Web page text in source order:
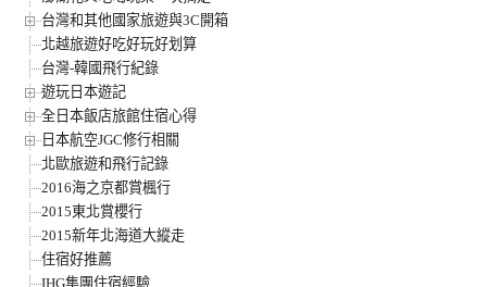
台灣和其他國家旅遊與3C開箱
北越旅遊好吃好玩好划算
台灣-韓國飛行紀錄
遊玩日本遊記
全日本飯店旅館住宿心得
日本航空JGC修行相關
北歐旅遊和飛行記錄
2016海之京都賞楓行
2015東北賞櫻行
2015新年北海道大縱走
住宿好推薦
IHG集團住宿經驗